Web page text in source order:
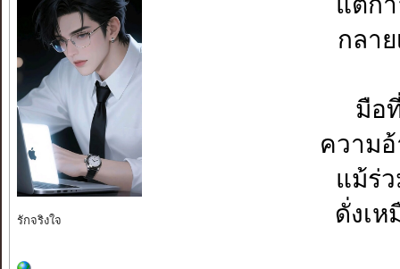
รักจริงใจ
กลา
มือ
ความ
แม้ร่
ดั่งเ